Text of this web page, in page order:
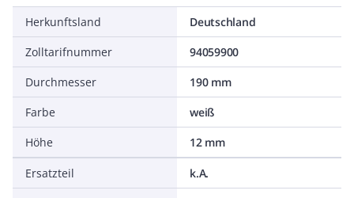
Herkunftsland
Deutschland
Zolltarifnummer
94059900
Durchmesser
190 mm
Farbe
weiß
Höhe
12 mm
Ersatzteil
k.A.